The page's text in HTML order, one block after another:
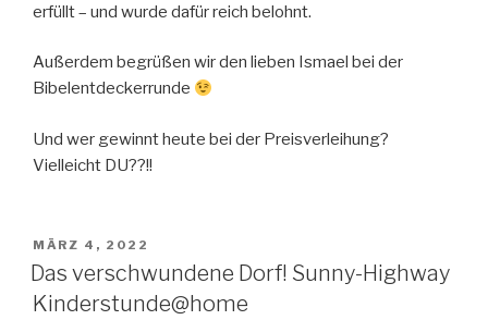
erfüllt – und wurde dafür reich belohnt.
Außerdem begrüßen wir den lieben Ismael bei der
Bibelentdeckerrunde
Und wer gewinnt heute bei der Preisverleihung?
Vielleicht DU??!!
VERÖFFENTLICHT
AM
MÄRZ 4, 2022
Das verschwundene Dorf! Sunny-Highway
Kinderstunde@home